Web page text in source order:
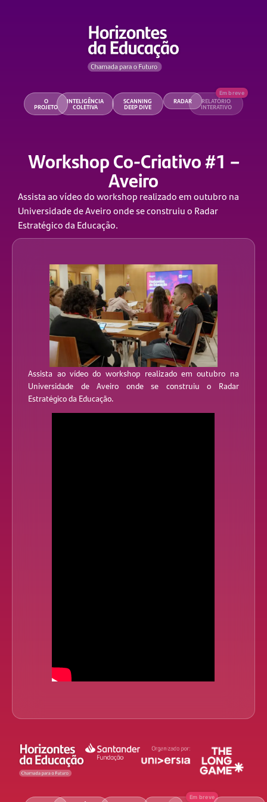
O
PROJETO
INTELIGÊNCIA
COLETIVA
SCANNING
DEEP DIVE
RADAR RELATÓRIO
INTERATIVO
Workshop Co-Criativo #1 –
Aveiro
Assista ao vídeo do workshop realizado em outubro na
Universidade de Aveiro onde se construiu o Radar
Estratégico da Educação.
Assista ao vídeo do workshop realizado em outubro na
Universidade de Aveiro onde se construiu o Radar
Estratégico da Educação.